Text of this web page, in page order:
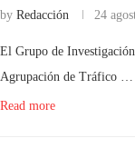
by Redacción 24
El Grupo de
Agrupación de Tráfico …
Read more